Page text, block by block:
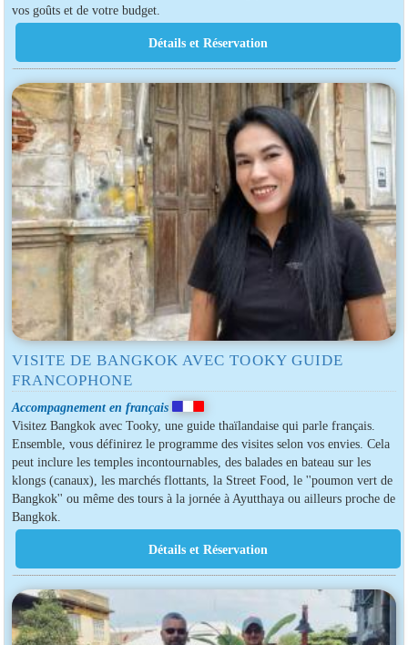
vos goûts et de votre budget.
VISITE DE BANGKOK AVEC TOOKY GUIDE
FRANCOPHONE
Accompagnement en français
Visitez Bangkok avec Tooky, une guide thaïlandaise qui parle français.
Ensemble, vous définirez le programme des visites selon vos envies. Cela
peut inclure les temples incontournables, des balades en bateau sur les
klongs (canaux), les marchés flottants, la Street Food, le ''poumon vert de
Bangkok'' ou même des tours à la jornée à Ayutthaya ou ailleurs proche de
Bangkok.